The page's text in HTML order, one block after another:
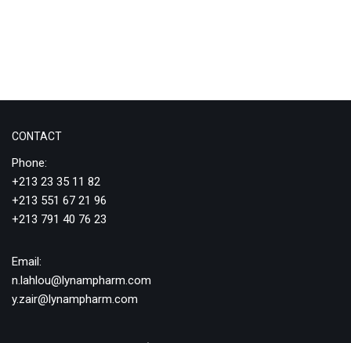
CONTACT
Phone:
+213 23 35 11 82
+213 551 67 21 96
+213 791 40 76 23
Email:
n.lahlou@lynampharm.com
y.zair@lynampharm.com